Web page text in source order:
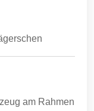
am Rahmen